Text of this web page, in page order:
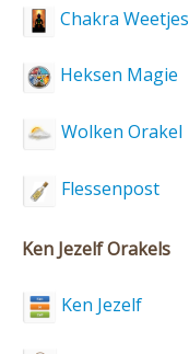
Chakra Weetjes
Heksen Magie
Wolken Orakel
Flessenpost
Ken Jezelf Orakels
Ken Jezelf